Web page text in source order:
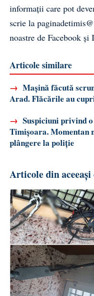
informații care pot
scrie la
noastre de Facebook și
Articole similare
→ Mașină făcută
Arad. Flăcările au
→ Suspiciuni privind
Timișoara. Momentan
plângere la poliție
Articole din aceeași